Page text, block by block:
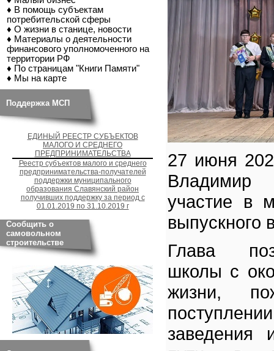
♦ В помощь субъектам
потребительской сферы
♦ О жизни в станице, новости
♦ Материалы о деятельности
финансового уполномоченного на
территории РФ
♦ По страницам "Книги Памяти"
♦ Мы на карте
Поддержка МСП
ЕДИНЫЙ РЕЕСТР СУБЪЕКТОВ
МАЛОГО И СРЕДНЕГО
ПРЕДПРИНИМАТЕЛЬСТВА
Реестр субъектов малого и среднего
предпринимательства-получателей
поддержки муниципального
образования Славянский район
получивших поддержку за период с
01.01.2019 по 31.10.2019 г
Сообщить о
самовольном
строительстве
27 июня
Владимир
участие в
Глава
школы с
жизни,
заведения